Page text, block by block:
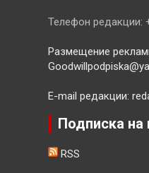
Телефон редакции:
Размещение
E-mail редакции:
Подписка на
RSS